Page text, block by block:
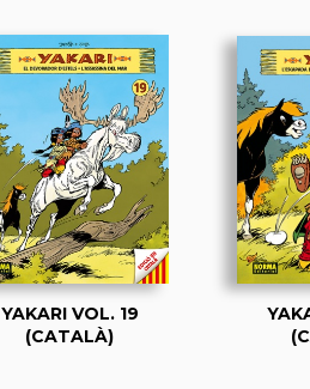
YAKARI VOL. 19
(CATALÀ)